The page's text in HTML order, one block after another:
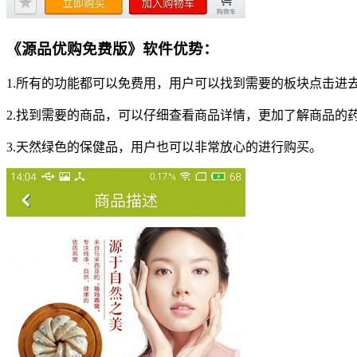
《源品优购免费版》软件优势：
1.所有的功能都可以免费用，用户可以找到需要的板块点击进
2.找到需要的商品，可以仔细查看商品详情，更加了解商品的
3.天然绿色的保健品，用户也可以非常放心的进行购买。